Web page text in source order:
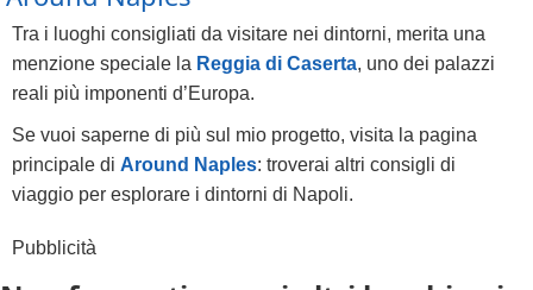
Tra i luoghi consigliati da visitare nei dintorni, merita una
menzione speciale la Reggia di Caserta, uno dei palazzi
reali più imponenti d’Europa.
Se vuoi saperne di più sul mio progetto, visita la pagina
principale di Around Naples: troverai altri consigli di
viaggio per esplorare i dintorni di Napoli.
Pubblicità